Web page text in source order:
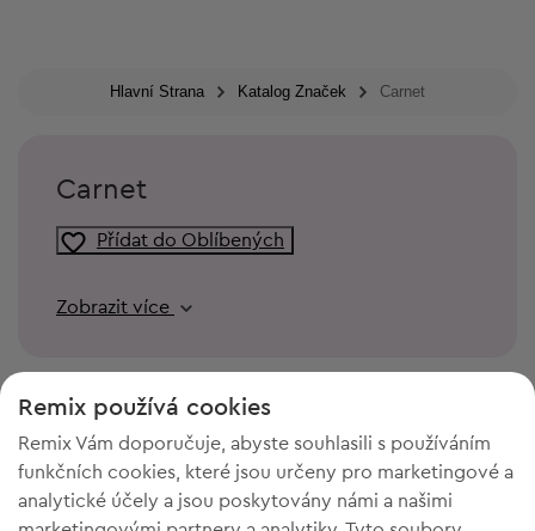
Hlavní Strana Katalog Značek Carnet
Carnet
Přídat do Oblíbených
Zobrazit více
Remix používá cookies
Remix Vám doporučuje, abyste souhlasili s používáním
funkčních cookies, které jsou určeny pro marketingové a
analytické účely a jsou poskytovány námi a našimi